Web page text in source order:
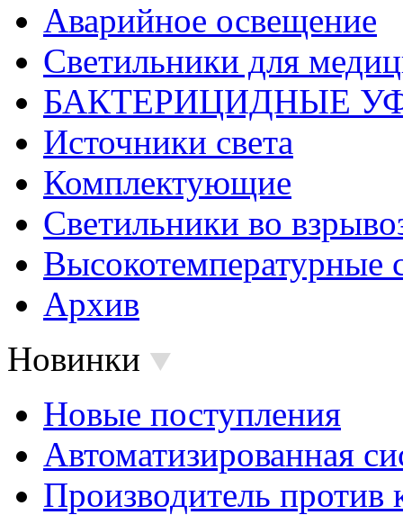
Аварийное освещение
Светильники для
БАКТЕРИЦИДНЫЕ
Источники света
Комплектующие
Светильники во
Высокотемпературные
Архив
Новинки
Новые поступления
Автоматизированная
Производитель против